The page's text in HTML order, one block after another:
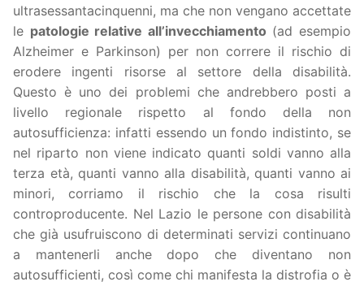
ultrasessantacinquenni, ma che non vengano accettate
le patologie relative all’invecchiamento (ad esempio
Alzheimer e Parkinson) per non correre il rischio di
erodere ingenti risorse al settore della disabilità.
Questo è uno dei problemi che andrebbero posti a
livello regionale rispetto al fondo della non
autosufficienza: infatti essendo un fondo indistinto, se
nel riparto non viene indicato quanti soldi vanno alla
terza età, quanti vanno alla disabilità, quanti vanno ai
minori, corriamo il rischio che la cosa risulti
controproducente. Nel Lazio le persone con disabilità
che già usufruiscono di determinati servizi continuano
a mantenerli anche dopo che diventano non
autosufficienti, così come chi manifesta la distrofia o è